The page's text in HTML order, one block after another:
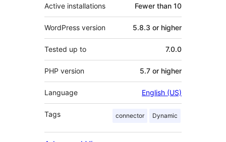
Active installations Fewer than 10
WordPress version 5.8.3 or higher
Tested up to 7.0.0
PHP version 5.7 or higher
Language English (US)
Tags connector Dynamic